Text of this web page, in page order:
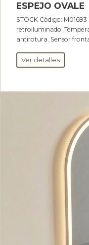
ESPEJO OVALE
STOCK Código:
retroiluminado.
antirotura. Sensor
Ver detalles